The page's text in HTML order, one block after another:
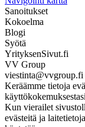
Sanoitukset
Kokoelma
Blogi
Syötä
YrityksenSivut.fi
VV Group
viestinta@vvgroup.fi
Keräämme tietoja
Kun vierailet
evästeitä ja